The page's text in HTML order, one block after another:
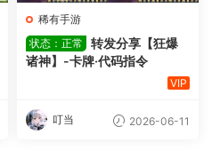
稀有手游
状态：正常
转发分享【狂爆
诸神】-卡牌·代码指令
VIP
叮当 2026-06-11